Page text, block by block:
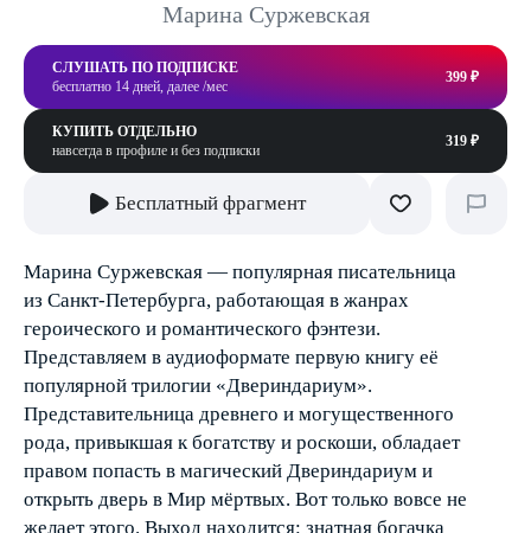
Марина Суржевская
СЛУШАТЬ ПО ПОДПИСКЕ
бесплатно 14 дней, далее /мес
399 ₽
КУПИТЬ ОТДЕЛЬНО
навсегда в профиле и без подписки
319 ₽
Бесплатный фрагмент
Марина Суржевская — популярная писательница
из Санкт-Петербурга, работающая в жанрах
героического и романтического фэнтези.
Представляем в аудиоформате первую книгу её
популярной трилогии «Двериндариум».
Представительница древнего и могущественного
рода, привыкшая к богатству и роскоши, обладает
правом попасть в магический Двериндариум и
открыть дверь в Мир мёртвых. Вот только вовсе не
желает этого. Выход находится: знатная богачка